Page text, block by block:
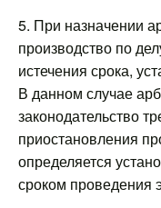
5. При назначении
производство по
истечения срока,
В данном случае
законодательство
приостановления
определяется
сроком проведения